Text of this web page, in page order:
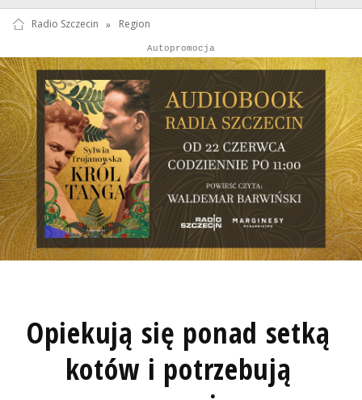
Radio Szczecin » Region
Reklama
Autopromocja
Opiekują się ponad setką
kotów i potrzebują